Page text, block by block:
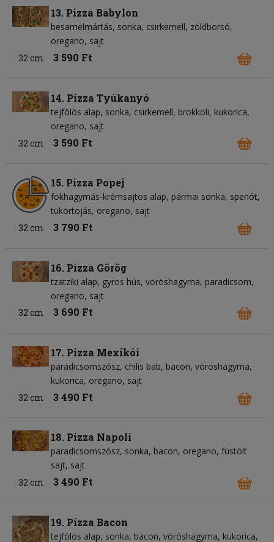
13. Pizza Babylon
besamelmártás sonka csirkemell zöldborsó
oregano sajt
32 cm
3 590 Ft
14. Pizza Tyúkanyó
tejfölös alap sonka csirkemell brokkoli kukorica
oregano sajt
32 cm
3 590 Ft
15. Pizza Popej
fokhagymás-krémsajtos alap pármai sonka spenót
tükörtojás oregano sajt
32 cm
3 790 Ft
16. Pizza Görög
tzatziki alap gyros hús vöröshagyma paradicsom
oregano sajt
32 cm
3 690 Ft
17. Pizza Mexikói
paradicsomszósz chilis bab bacon vöröshagyma
kukorica oregano sajt
32 cm
3 490 Ft
18. Pizza Napoli
paradicsomszósz sonka bacon oregano füstölt
sajt sajt
32 cm
3 490 Ft
19. Pizza Bacon
tejfölös alap sonka bacon vöröshagyma kukorica